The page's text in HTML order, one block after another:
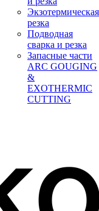
Экзотермическая
резка
Подводная
сварка и резка
Запасные части
ARC GOUGING
&
EXOTHERMIC
CUTTING